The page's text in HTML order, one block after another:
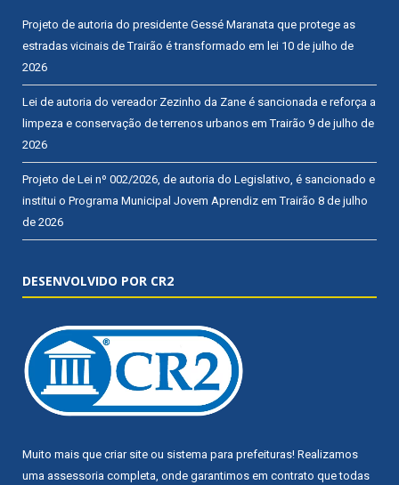
Projeto de autoria do presidente Gessé Maranata que protege as
estradas vicinais de Trairão é transformado em lei 10 de julho de
2026
Lei de autoria do vereador Zezinho da Zane é sancionada e reforça a
limpeza e conservação de terrenos urbanos em Trairão 9 de julho de
2026
Projeto de Lei nº 002/2026, de autoria do Legislativo, é sancionado e
institui o Programa Municipal Jovem Aprendiz em Trairão 8 de julho
de 2026
DESENVOLVIDO POR CR2
Muito mais que criar site ou sistema para prefeituras! Realizamos
uma assessoria completa, onde garantimos em contrato que todas